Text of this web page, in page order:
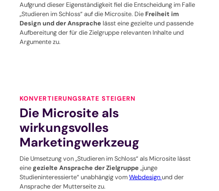
Aufgrund dieser Eigenständigkeit fiel die Entscheidung im Falle
„Studieren im Schloss“ auf die Microsite. Die Freiheit im
Design und der Ansprache lässt eine gezielte und passende
Aufbereitung der für die Zielgruppe relevanten Inhalte und
Argumente zu.
KONVERTIERUNGSRATE STEIGERN
Die Microsite als
wirkungsvolles
Marketingwerkzeug
Die Umsetzung von „Studieren im Schloss“ als Microsite lässt
einegezielte Ansprache der Zielgruppe „junge
Studieninteressierte“ unabhängig vomWebdesignund der
Ansprache der Mutterseite zu.